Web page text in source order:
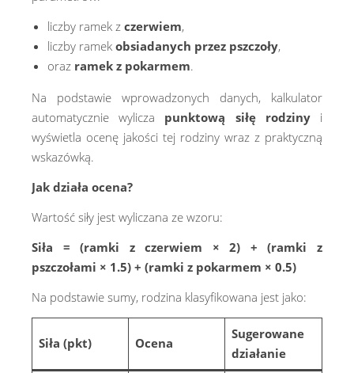
liczby ramek z czerwiem,
liczby ramek obsiadanych przez pszczoły,
oraz ramek z pokarmem.
Na podstawie wprowadzonych danych, kalkulator
automatycznie wylicza punktową siłę rodzinyi
wyświetla ocenę jakości tej rodziny wraz z praktyczną
wskazówką.
Jak działa ocena?
Wartość siły jest wyliczana ze wzoru:
Siła = (ramki z czerwiem × 2) + (ramki z
pszczołami × 1.5) + (ramki z pokarmem × 0.5)
Na podstawie sumy, rodzina klasyfikowana jest jako:
Siła (pkt) Ocena
Sugerowane
działanie